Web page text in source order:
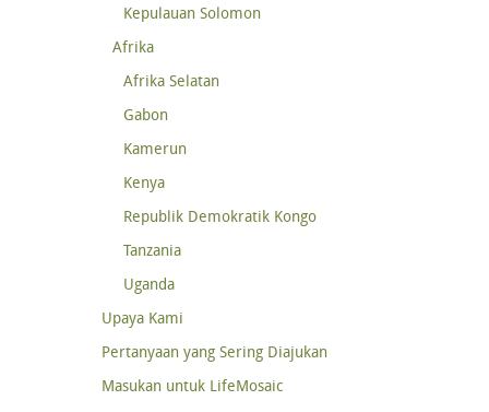
Kepulauan Solomon
Afrika
Afrika Selatan
Gabon
Kamerun
Kenya
Republik Demokratik Kongo
Tanzania
Uganda
Upaya Kami
Pertanyaan yang Sering Diajukan
Masukan untuk LifeMosaic